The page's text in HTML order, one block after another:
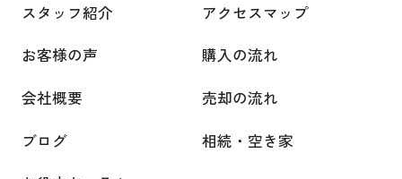
スタッフ紹介
アクセスマップ
お客様の声
購入の流れ
会社概要
売却の流れ
ブログ
相続・空き家